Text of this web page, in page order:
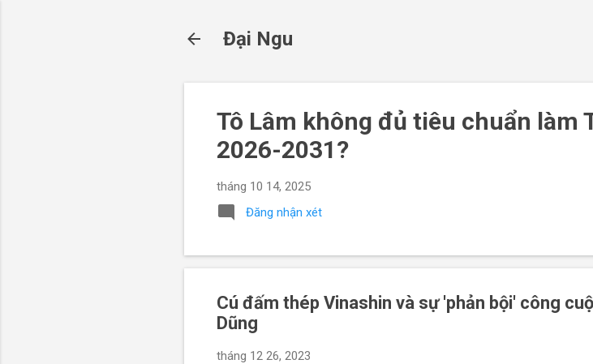
Đại Ngu
Tô Lâm không đủ tiêu chuẩn làm
2026-2031?
tháng 10 14, 2025
Đăng nhận xét
Cú đấm thép Vinashin và sự 'phản bội' công
Dũng
tháng 12 26, 2023